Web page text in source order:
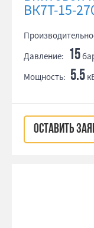
ВК7Т-15-
Давление: 15
Мощность: 5.5
ОСТАВИТЬ